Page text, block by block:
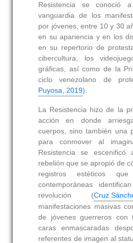
Resistencia se conoció
vanguardia de los
por jóvenes, entre 10 y 30
en su apariencia y en los
en su repertorio de
cibercultura, los
gráficas, así como de la
ciclo venezolano de
Puyosa, 2019).
La Resistencia hizo de la
acción en donde
cuerpos, sino también una
para conmover al
Resistencia se
rebelión que se apropió de
registros estéticos
contemporáneas
revolución (Cruz
manifestaciones masivas
de jóvenes guerreros con
caras enmascaradas
referentes de imagen al